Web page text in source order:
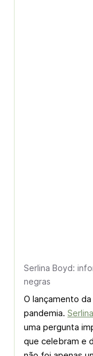
Serlina Boyd:
negras
O lançamento
pandemia.
uma pergunta
que celebram e